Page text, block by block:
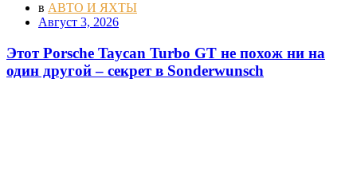
в АВТО И ЯХТЫ
Август 3, 2026
Этот Porsche Taycan Turbo GT не похож ни на
один другой – секрет в Sonderwunsch